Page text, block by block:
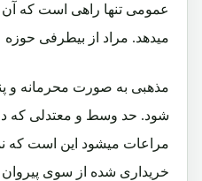
عمومی تنها راهی است که
میدهد. مراد از بیطرفی
مذهبی به صورت محرمانه و
شود. حد وسط و معتدلی که
مراعات میشود این است که
خریداری شده از سوی